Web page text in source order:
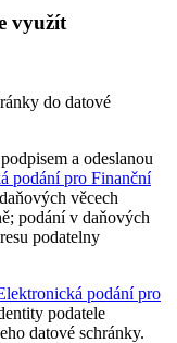
využít
do datové
a odeslanou
podání pro Finanční
věcech
podání v daňových
podatelny
podání pro
podatele
datové schránky.